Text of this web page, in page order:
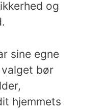
og
sine egne
bør
hjemmets